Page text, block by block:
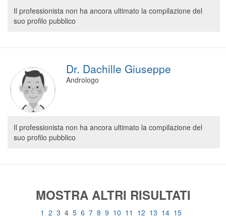
Il professionista non ha ancora ultimato la compilazione del
suo profilo pubblico
Dr. Dachille Giuseppe
Andrologo
Il professionista non ha ancora ultimato la compilazione del
suo profilo pubblico
MOSTRA ALTRI RISULTATI
1 2 3 4 5 6 7 8 9 10 11 12 13 14 15